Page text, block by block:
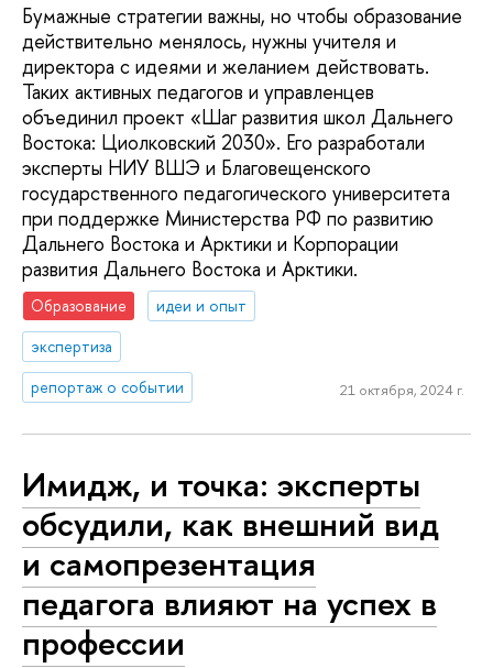
Бумажные стратегии важны, но чтобы образование
действительно менялось, нужны учителя и
директора с идеями и желанием действовать.
Таких активных педагогов и управленцев
объединил проект «Шаг развития школ Дальнего
Востока: Циолковский 2030». Его разработали
эксперты НИУ ВШЭ и Благовещенского
государственного педагогического университета
при поддержке Министерства РФ по развитию
Дальнего Востока и Арктики и Корпорации
развития Дальнего Востока и Арктики.
Образование
идеи и опыт
экспертиза
репортаж о событии
21 октября, 2024 г.
Имидж, и точка: эксперты
обсудили, как внешний вид
и самопрезентация
педагога влияют на успех в
профессии